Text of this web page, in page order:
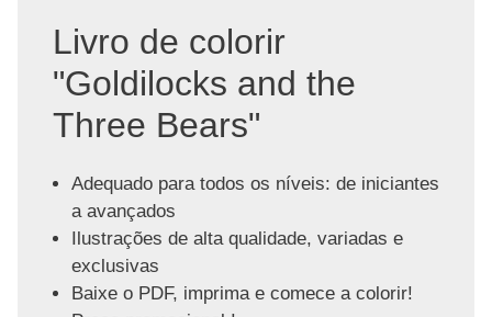
Livro de colorir
"Goldilocks and the
Three Bears"
Adequado para todos os níveis: de iniciantes
a avançados
Ilustrações de alta qualidade, variadas e
exclusivas
Baixe o PDF, imprima e comece a colorir!